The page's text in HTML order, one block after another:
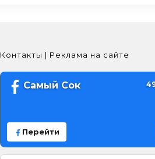
Контакты | Реклама на сайте
Самый Сок
Перейти